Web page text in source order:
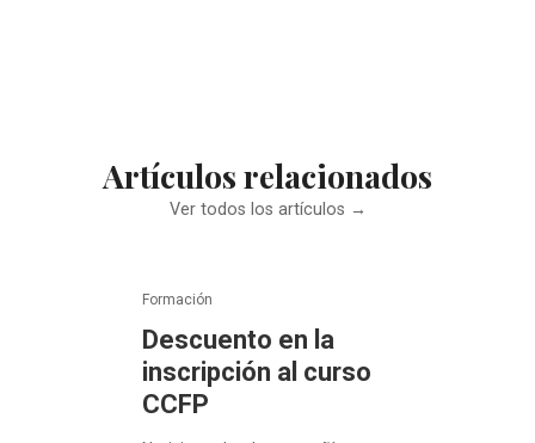
Artículos relacionados
Ver todos los artículos →
Formación
Descuento en la
inscripción al curso
CCFP